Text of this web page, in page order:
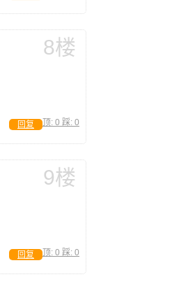
8楼
顶: 0 踩: 0
回复
9楼
顶: 0 踩: 0
回复